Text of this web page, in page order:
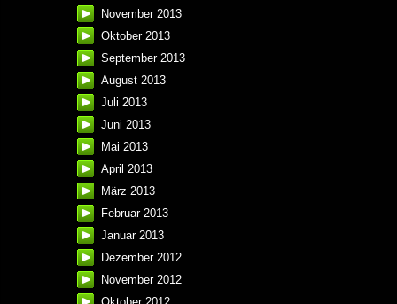
November 2013
Oktober 2013
September 2013
August 2013
Juli 2013
Juni 2013
Mai 2013
April 2013
März 2013
Februar 2013
Januar 2013
Dezember 2012
November 2012